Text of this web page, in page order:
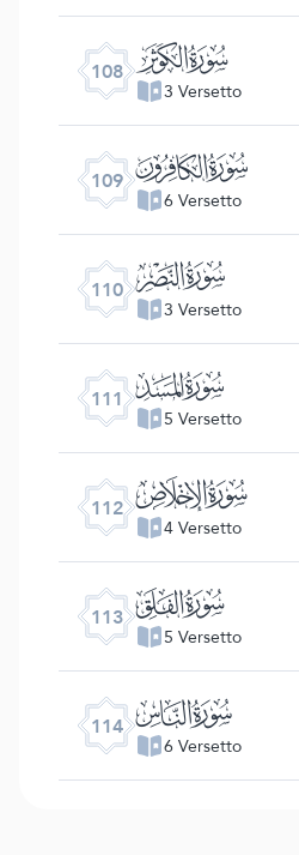
108 ﰙ
3 Versetto
109 ﰚ
6 Versetto
110 ﰛ
3 Versetto
111 ﰜ
5 Versetto
112 ﰝ
4 Versetto
113 ﰞ
5 Versetto
114 ﰟ
6 Versetto